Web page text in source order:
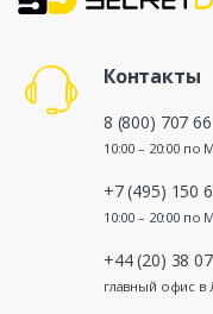
Контакты
8 (800) 707
10:00 – 20:00 по
+7 (495) 150
10:00 – 20:00 по
+44 (20) 38
главный офис в